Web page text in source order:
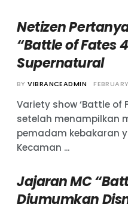
Netizen
“Battle of Fates
Supernatural
BY VIBRANCEADMIN
Variety show ‘Battle
setelah menampilkan
pemadam kebakaran
Kecaman ...
Jajaran MC
Diumumkan